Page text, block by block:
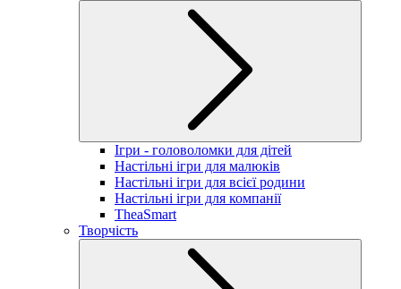
Ігри - головоломки для дітей
Настільні ігри для малюків
Настільні ігри для всієї родини
Настільні ігри для компанії
TheaSmart
Творчість